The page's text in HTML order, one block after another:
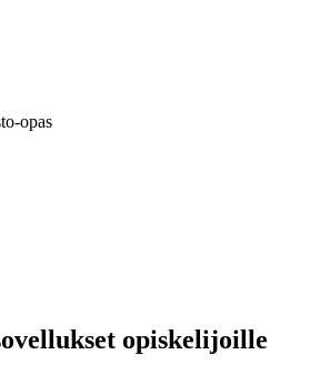
opas
opiskelijoille